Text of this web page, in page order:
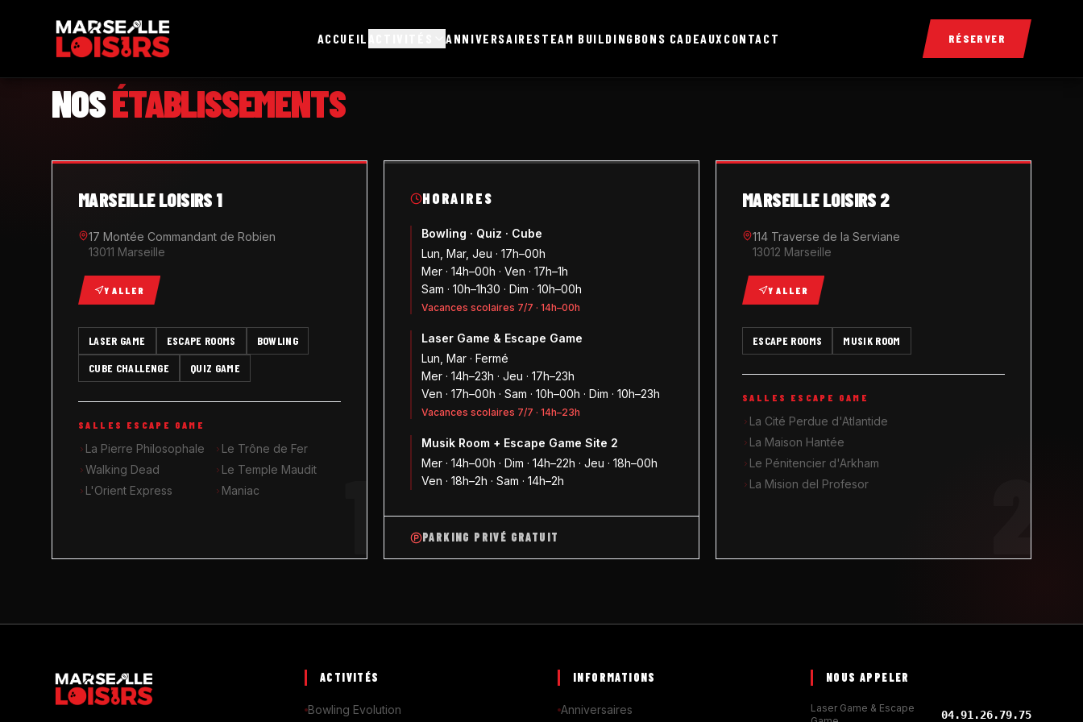
ACCUEIL ANNIVERSAIRESTEAM BUILDINGBONS CADEAUX CONTACT RÉSERVER
NOSÉTABLISSEMENTS
MARSEILLE LOISIRS 1
17 Montée Commandant de Robien
13011 Marseille
Y ALLER
LASER GAME ESCAPE ROOMS
BOWLING
CUBE CHALLENGE
QUIZ GAME
SALLES ESCAPE GAME
La Pierre Philosophale
Le Trône de Fer
Walking Dead
Le Temple Maudit
L'Orient Express
Maniac
HORAIRES
Bowling · Quiz · Cube
Lun, Mar, Jeu · 17h–00h
Mer · 14h–00h · Ven · 17h–1h
Sam · 10h–1h30 · Dim · 10h–00h
Vacances scolaires 7/7 · 14h–00h
Laser Game & Escape Game
Lun, Mar · Fermé
Mer · 14h–23h · Jeu · 17h–23h
Ven · 17h–00h · Sam · 10h–00h · Dim · 10h–23h
Vacances scolaires 7/7 · 14h–23h
Musik Room + Escape Game Site 2
Mer · 14h–00h · Dim · 14h–22h · Jeu · 18h–00h
Ven · 18h–2h · Sam · 14h–2h
PARKING PRIVÉ GRATUIT
MARSEILLE LOISIRS 2
114 Traverse de la Serviane
13012 Marseille
Y ALLER
ESCAPE ROOMS MUSIK ROOM
SALLES ESCAPE GAME
La Cité Perdue d'Atlantide
La Maison Hantée
Le Pénitencier d'Arkham
La Mision del Profesor
ACTIVITÉS
Bowling Evolution
INFORMATIONS
Anniversaires
NOUS APPELER
Laser Game & Escape
04.91.26.79.75